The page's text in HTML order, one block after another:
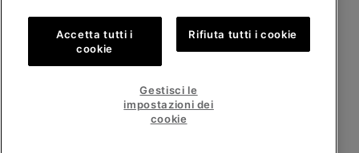
Politica sulla privacy Termini di utilizzo
Condizioni Generali di Vendita
Public CBCR
Servizio clienti: Lun. - Ven. 9:00 - 13:00 & 14:00 - 18:00
Shopping online disponibile
Accetta tutti i
cookie
Rifiuta tutti i cookie
Gestisci le
impostazioni dei
cookie